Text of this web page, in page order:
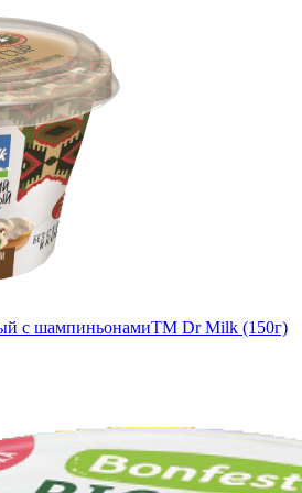
с шампиньонамиTM Dr Milk (150г)